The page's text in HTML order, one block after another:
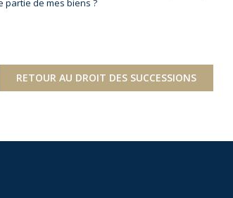
partie de mes biens ?
RETOUR AU DROIT DES SUCCESSIONS